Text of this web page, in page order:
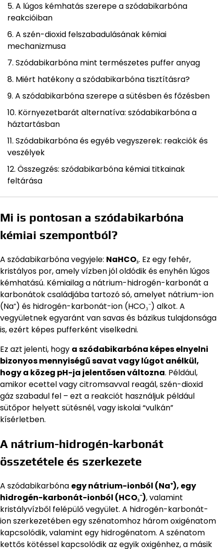
A lúgos kémhatás szerepe a szódabikarbóna
reakcióiban
A szén-dioxid felszabadulásának kémiai
mechanizmusa
Szódabikarbóna mint természetes puffer anyag
Miért hatékony a szódabikarbóna tisztításra?
A szódabikarbóna szerepe a sütésben és főzésben
Környezetbarát alternatíva: szódabikarbóna a
háztartásban
Szódabikarbóna és egyéb vegyszerek: reakciók és
veszélyek
Összegzés: szódabikarbóna kémiai titkainak
feltárása
Mi is pontosan a szódabikarbóna
kémiai szempontból?
A szódabikarbóna vegyjele: NaHCO₃. Ez egy fehér,
kristályos por, amely vízben jól oldódik és enyhén lúgos
kémhatású. Kémiailag a nátrium-hidrogén-karbonát a
karbonátok családjába tartozó só, amelyet nátrium-ion
(Na⁺) és hidrogén-karbonát-ion (HCO₃⁻) alkot. A
vegyületnek egyaránt van savas és bázikus tulajdonsága
is, ezért képes pufferként viselkedni.
Ez azt jelenti, hogy a szódabikarbóna képes elnyelni
bizonyos mennyiségű savat vagy lúgot anélkül,
hogy a közeg pH-ja jelentősen változna. Például,
amikor ecettel vagy citromsavval reagál, szén-dioxid
gáz szabadul fel – ezt a reakciót használjuk például
sütőpor helyett sütésnél, vagy iskolai “vulkán”
kísérletben.
A nátrium-hidrogén-karbonát
összetétele és szerkezete
A szódabikarbóna egy nátrium-ionból (Na⁺), egy
hidrogén-karbonát-ionból (HCO₃⁻), valamint
kristályvízből felépülő vegyület. A hidrogén-karbonát-
ion szerkezetében egy szénatomhoz három oxigénatom
kapcsolódik, valamint egy hidrogénatom. A szénatom
kettős kötéssel kapcsolódik az egyik oxigénhez, a másik